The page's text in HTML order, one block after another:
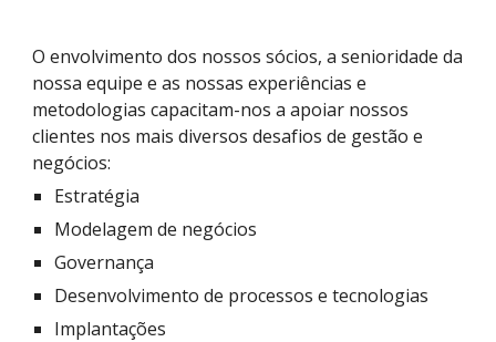
O envolvimento dos nossos sócios, a senioridade da
nossa equipe e as nossas experiências e
metodologias capacitam-nos a apoiar nossos
clientes nos mais diversos desafios de gestão e
negócios:
Estratégia
Modelagem de negócios
Governança
Desenvolvimento de processos e tecnologias
Implantações